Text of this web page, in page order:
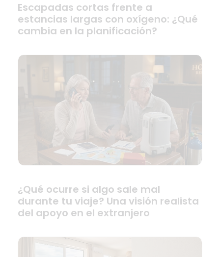
Escapadas cortas frente a
estancias largas con oxígeno: ¿Qué
cambia en la planificación?
¿Qué ocurre si algo sale mal
durante tu viaje? Una visión realista
del apoyo en el extranjero